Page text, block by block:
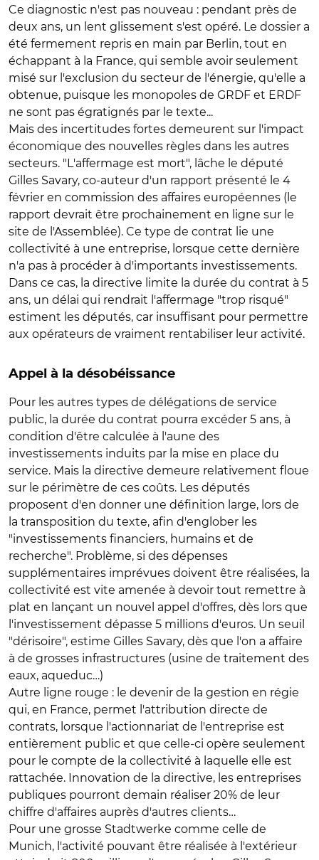
Ce diagnostic n'est pas nouveau : pendant près de
deux ans, un lent glissement s'est opéré. Le dossier a
été fermement repris en main par Berlin, tout en
échappant à la France, qui semble avoir seulement
misé sur l'exclusion du secteur de l'énergie, qu'elle a
obtenue, puisque les monopoles de GRDF et ERDF
ne sont pas égratignés par le texte...
Mais des incertitudes fortes demeurent sur l'impact
économique des nouvelles règles dans les autres
secteurs. "L'affermage est mort", lâche le député
Gilles Savary, co-auteur d'un rapport présenté le 4
février en commission des affaires européennes (le
rapport devrait être prochainement en ligne sur le
site de l'Assemblée). Ce type de contrat lie une
collectivité à une entreprise, lorsque cette dernière
n'a pas à procéder à d'importants investissements.
Dans ce cas, la directive limite la durée du contrat à 5
ans, un délai qui rendrait l'affermage "trop risqué"
estiment les députés, car insuffisant pour permettre
aux opérateurs de vraiment rentabiliser leur activité.
Appel à la désobéissance
Pour les autres types de délégations de service
public, la durée du contrat pourra excéder 5 ans, à
condition d'être calculée à l'aune des
investissements induits par la mise en place du
service. Mais la directive demeure relativement floue
sur le périmètre de ces coûts. Les députés
proposent d'en donner une définition large, lors de
la transposition du texte, afin d'englober les
"investissements financiers, humains et de
recherche". Problème, si des dépenses
supplémentaires imprévues doivent être réalisées, la
collectivité est vite amenée à devoir tout remettre à
plat en lançant un nouvel appel d'offres, dès lors que
l'investissement dépasse 5 millions d'euros. Un seuil
"dérisoire", estime Gilles Savary, dès que l'on a affaire
à de grosses infrastructures (usine de traitement des
eaux, aqueduc…)
Autre ligne rouge : le devenir de la gestion en régie
qui, en France, permet l'attribution directe de
contrats, lorsque l'actionnariat de l'entreprise est
entièrement public et que celle-ci opère seulement
pour le compte de la collectivité à laquelle elle est
rattachée. Innovation de la directive, les entreprises
publiques pourront demain réaliser 20% de leur
chiffre d'affaires auprès d'autres clients…
Pour une grosse Stadtwerke comme celle de
Munich, l'activité pouvant être réalisée à l'extérieur